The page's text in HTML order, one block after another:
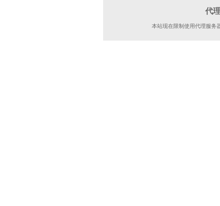
代
本站现在限制使用代理服务